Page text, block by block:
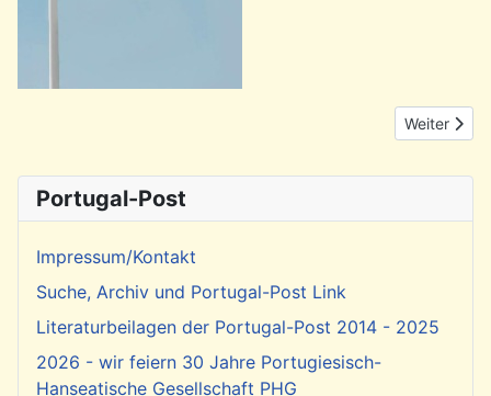
Nächster
Weiter
Portugal-Post
Impressum/Kontakt
Suche, Archiv und Portugal-Post Link
Literaturbeilagen der Portugal-Post 2014 - 2025
2026 - wir feiern 30 Jahre Portugiesisch-
Hanseatische Gesellschaft PHG